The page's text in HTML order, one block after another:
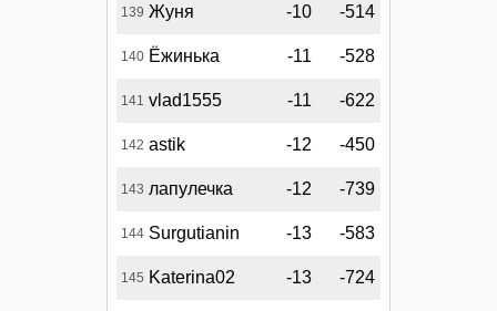
139 Жуня -10 -514
140 Ёжинька -11 -528
141 vlad1555 -11 -622
142 astik -12 -450
143 лапулечка -12 -739
144 Surgutianin -13 -583
145 Katerina02 -13 -724